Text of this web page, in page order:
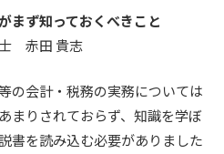
まず知っておくべきこと
赤田 貴志
の会計・税務の実務については
まりされておらず、知識を学ぼ
書を読み込む必要がありました